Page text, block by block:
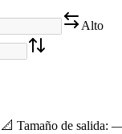
Alto
📐 Tamaño de salida: